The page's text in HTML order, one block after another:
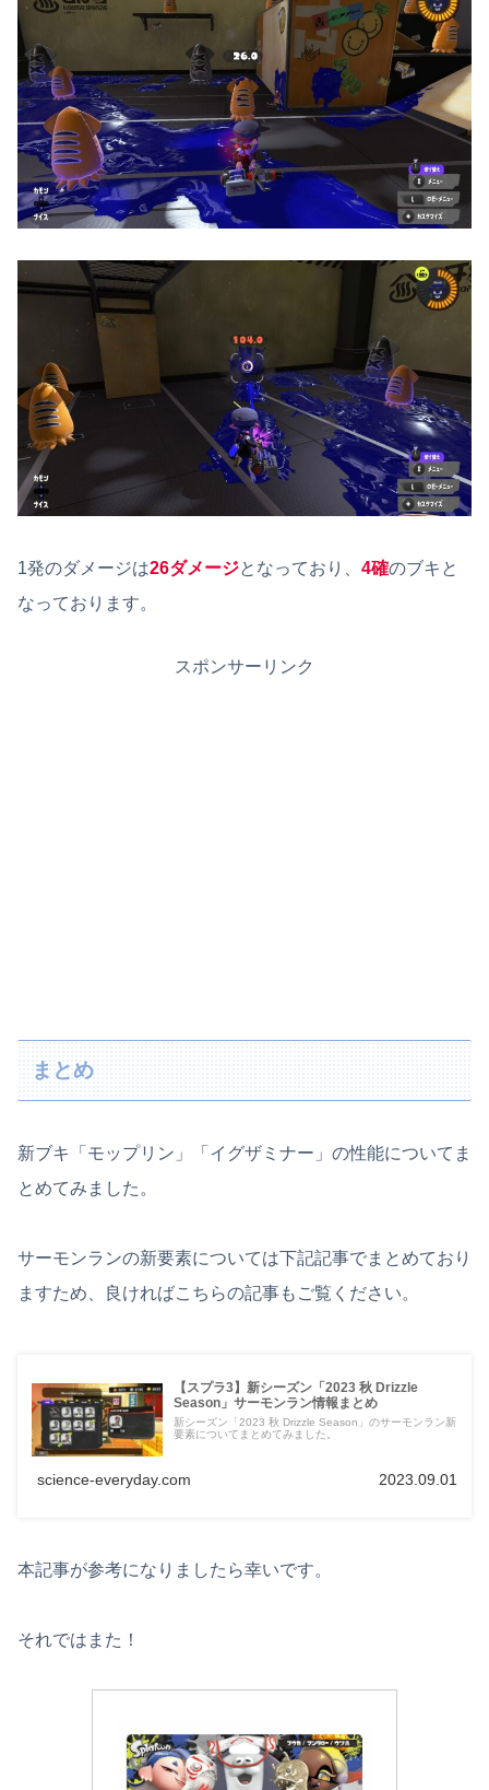
1発のダメージは26ダメージとなっており、 4確のブキと
なっております。
スポンサーリンク
まとめ
新ブキ「モップリン」「イグザミナー」の性能についてま
とめてみました。
サーモンランの新要素については下記記事でまとめており
ますため、良ければこちらの記事もご覧ください。
【スプラ3】新シーズン「2023 秋 Drizzle
Season」サーモンラン情報まとめ
新シーズン「2023 秋 Drizzle Season」のサーモンラン新
要素についてまとめてみました。
science-everyday.com 2023.09.01
本記事が参考になりましたら幸いです。
それではまた！